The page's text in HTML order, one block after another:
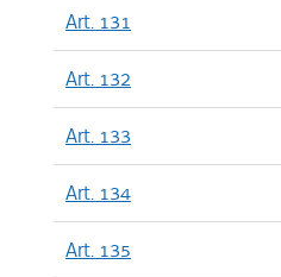
Art. 131
Art. 132
Art. 133
Art. 134
Art. 135